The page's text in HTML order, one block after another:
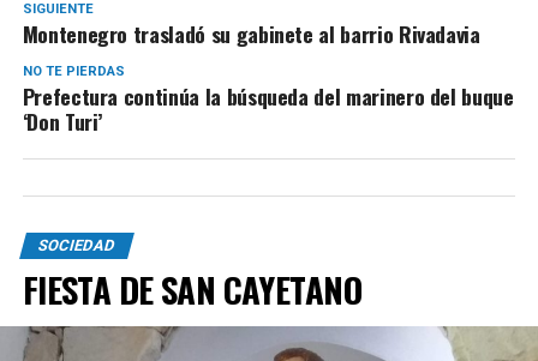
SIGUIENTE
Montenegro trasladó su gabinete al barrio Rivadavia
NO TE PIERDAS
Prefectura continúa la búsqueda del marinero del buque
‘Don Turi’
SOCIEDAD
FIESTA DE SAN CAYETANO